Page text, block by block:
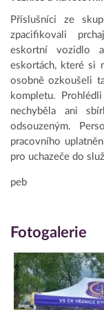
Příslušníci ze
zpacifikovali
eskortní vozidlo
eskortách, které si
osobně ozkoušeli
kompletu.
nechyběla ani
odsouzeným.
pracovního
pro uchazeče do
peb
Fotogalerie